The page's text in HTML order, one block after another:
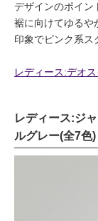
デザインのポイン
裾に向けてゆるや
印象でピンク系ス
レディース:デオ
レディース:ジ
ルグレー(全7色)